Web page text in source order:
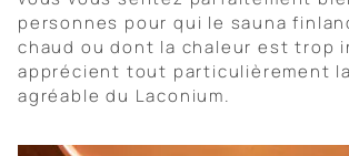
personnes pour qui le sauna
chaud ou dont la chaleur est trop
apprécient tout particulièrement
agréable du Laconium.